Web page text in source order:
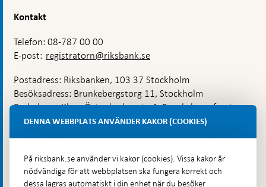
Kontakt
Telefon: 08-787 00 00
E-post: registratorn@riksbank.se
Postadress: Riksbanken, 103 37 Stockholm
Besöksadress: Brunkebergstorg 11, Stockholm
Budadress: Klara Östra kyrkogata 4, Brunkebergsfaret,
Lastplats 6
Hitta direkt
DENNA WEBBPLATS ANVÄNDER KAKOR (COOKIES)
På riksbank.se använder vi kakor (cookies). Vissa kakor är
nödvändiga för att webbplatsen ska fungera korrekt och
dessa lagras automatiskt i din enhet när du besöker